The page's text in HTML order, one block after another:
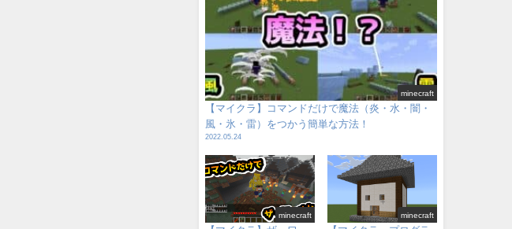
minecraft
【マイクラ】コマンドだけで魔法（炎・水・闇・
風・氷・雷）をつかう簡単な方法！
2022.05.24
minecraft minecraft